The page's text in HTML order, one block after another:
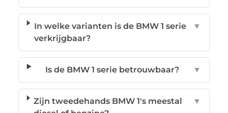
In welke varianten is de BMW 1 serie
verkrijgbaar?
▼
Is de BMW 1 serie betrouwbaar? ▼
Zijn tweedehands BMW 1's meestal
▼